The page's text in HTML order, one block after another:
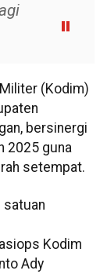
(Kodim)
bersinergi
2025 guna
setempat.
satuan
Kodim
Ady